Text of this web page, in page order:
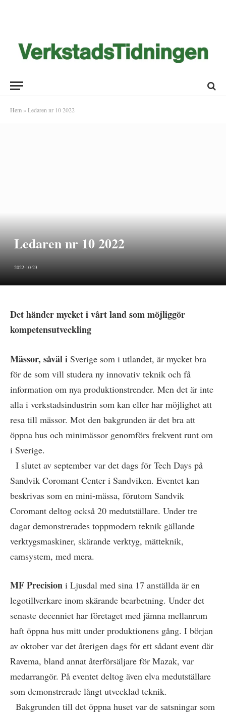
Hem » Ledaren nr 10 2022
Ledaren nr 10 2022
2022-10-23
Det händer mycket i vårt land som möjliggör
kompetensutveckling
Mässor, såväl i Sverige som i utlandet, är mycket bra
för de som vill studera ny innovativ teknik och få
information om nya produktionstrender. Men det är inte
alla i verkstadsindustrin som kan eller har möjlighet att
resa till mässor. Mot den bakgrunden är det bra att
öppna hus och minimässor genomförs frekvent runt om
i Sverige.
I slutet av september var det dags för Tech Days på
Sandvik Coromant Center i Sandviken. Eventet kan
beskrivas som en mini-mässa, förutom Sandvik
Coromant deltog också 20 medutställare. Under tre
dagar demonstrerades toppmodern teknik gällande
verktygsmaskiner, skärande verktyg, mätteknik,
camsystem, med mera.
MF Precision i Ljusdal med sina 17 anställda är en
legotillverkare inom skärande bearbetning. Under det
senaste decenniet har företaget med jämna mellanrum
haft öppna hus mitt under produktionens gång. I början
av oktober var det återigen dags för ett sådant event där
Ravema, bland annat återförsäljare för Mazak, var
medarrangör. På eventet deltog även elva medutställare
som demonstrerade långt utvecklad teknik.
Bakgrunden till det öppna huset var de satsningar som